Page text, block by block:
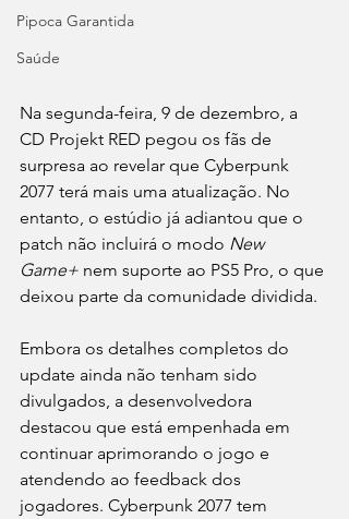
Pipoca Garantida
Saúde
Na segunda-feira, 9 de dezembro, a
CD Projekt RED pegou os fãs de
surpresa ao revelar que Cyberpunk
2077 terá mais uma atualização. No
entanto, o estúdio já adiantou que o
patch não incluirá o modo New
Game+ nem suporte ao PS5 Pro, o que
deixou parte da comunidade dividida.
Embora os detalhes completos do
update ainda não tenham sido
divulgados, a desenvolvedora
destacou que está empenhada em
continuar aprimorando o jogo e
atendendo ao feedback dos
jogadores. Cyberpunk 2077 tem